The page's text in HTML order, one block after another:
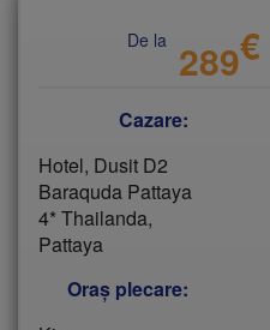
De la 289€
Cazare:
Hotel, Dusit D2
Baraquda Pattaya
4* Thailanda,
Pattaya
Oraș plecare: